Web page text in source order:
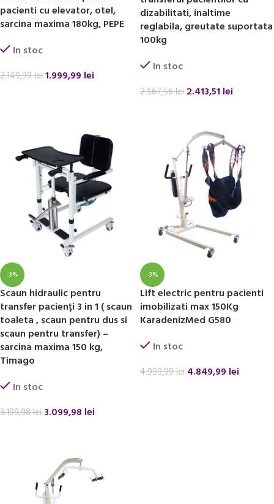
pacienti cu elevator, otel,
sarcina maxima 180kg, PEPE
In stoc
2.149,99lei1.999,99 lei
dizabilitati, inaltime
reglabila, greutate suportata
100kg
In stoc
2.567,56lei 2.413,51 lei
-3%
Scaun hidraulic pentru
transfer pacienți 3 in 1 ( scaun
toaleta , scaun pentru dus si
scaun pentru transfer) –
sarcina maxima 150 kg,
Timago
In stoc
3.199,98lei 3.099,98 lei
-3%
Lift electric pentru pacienti
imobilizati max 150Kg
KaradenizMed G580
In stoc
4.999,99lei 4.849,99 lei